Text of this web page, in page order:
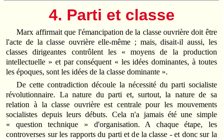
4. Parti et classe
Marx affirmait que l'émancipation de la classe ouvrière doit être
l'acte de la classe ouvrière elle-même ; mais, disait-il aussi, les
classes dirigeantes contrôlent les « moyens de la production
intellectuelle » et par conséquent « les idées dominantes, à toutes
les époques, sont les idées de la classe dominante ».
De cette contradiction découle la nécessité du parti socialiste
révolutionnaire. La nature du parti et, surtout, la nature de sa
relation à la classe ouvrière est centrale pour les mouvements
socialistes depuis leurs débuts. Cela n'a jamais été une simple
« question technique » d'organisation. A chaque étape, les
controverses sur les rapports du parti et de la classe - et donc sur la